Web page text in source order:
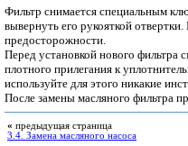
Фильтр снимается специальным
вывернуть его рукояткой
предосторожности.
Перед установкой нового фильтра
плотного прилегания к
используйте для этого никакие
После замены масляного фильтра
« предыдущая страница
3.4. Замена масляного насоса